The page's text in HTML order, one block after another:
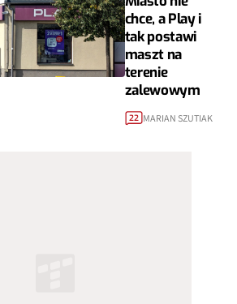
chce, a Play i
tak postawi
maszt na
terenie
zalewowym
22 MARIAN SZUTIAK